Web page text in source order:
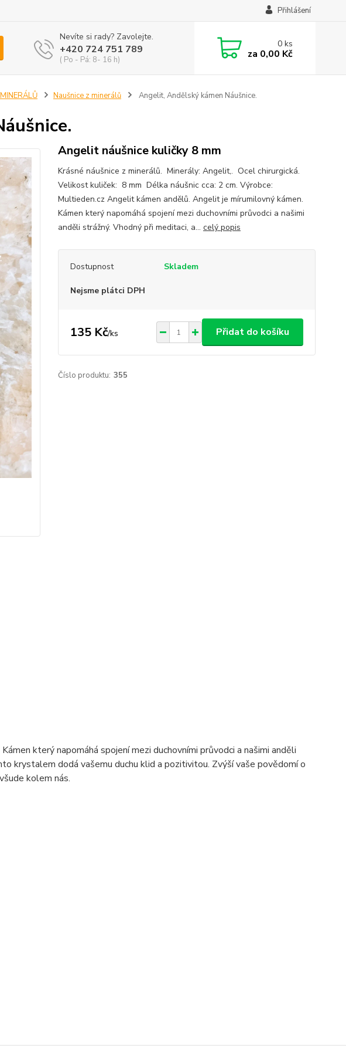
Přihlášení
Nevíte si rady? Zavolejte.
+420 724 751 789
( Po - Pá: 8- 16 h)
0ks
za 0,00 Kč
Naušnice z minerálů Angelit, Andělský kámen Náušnice.
Angelit náušnice kuličky 8 mm
Krásné náušnice z minerálů. Minerály: Angelit,. Ocel chirurgická.
Velikost kuliček: 8 mm Délka náušnic cca: 2 cm. Výrobce:
Multieden.cz Angelit kámen andělů. Angelit je mírumilovný kámen.
Kámen který napomáhá spojení mezi duchovními průvodci a našimi
anděli strážný. Vhodný při meditaci, a... celý popis
Dostupnost Skladem
Nejsme plátci DPH
135 Kč/ks Přidat do košíku
Číslo produktu: 355
který napomáhá spojení mezi duchovními průvodci a našimi anděli
krystalem dodá vašemu duchu klid a pozitivitou. Zvýší vaše povědomí o
kolem nás.